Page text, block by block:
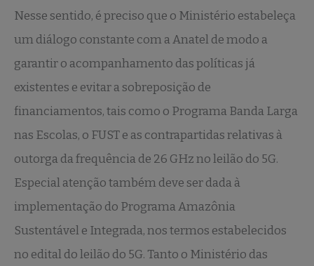
Nesse sentido, é preciso que o Ministério estabeleça
um diálogo constante com a Anatel de modo a
garantir o acompanhamento das políticas já
existentes e evitar a sobreposição de
financiamentos, tais como o Programa Banda Larga
nas Escolas, o FUST e as contrapartidas relativas à
outorga da frequência de 26 GHz no leilão do 5G.
Especial atenção também deve ser dada à
implementação do Programa Amazônia
Sustentável e Integrada, nos termos estabelecidos
no edital do leilão do 5G. Tanto o Ministério das